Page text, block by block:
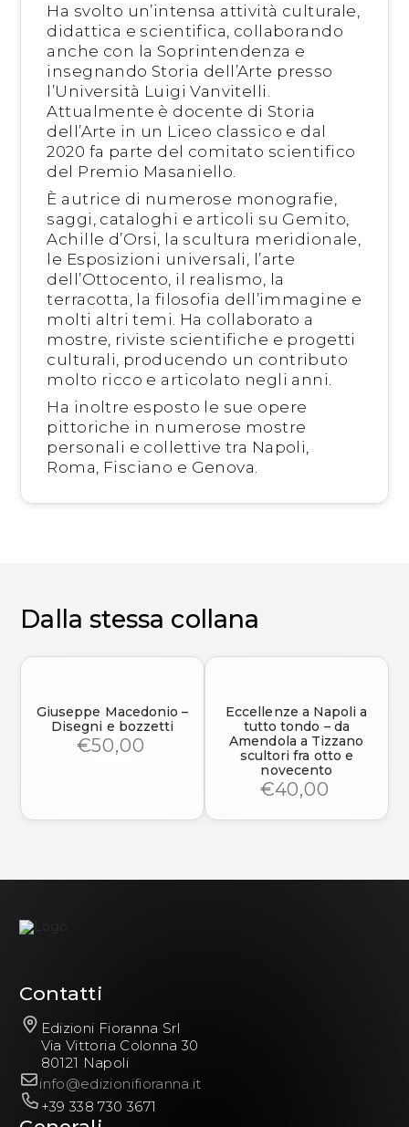
Ha svolto un’intensa attività culturale,
didattica e scientifica, collaborando
anche con la Soprintendenza e
insegnando Storia dell’Arte presso
l’Università Luigi Vanvitelli.
Attualmente è docente di Storia
dell’Arte in un Liceo classico e dal
2020 fa parte del comitato scientifico
del Premio Masaniello.
È autrice di numerose monografie,
saggi, cataloghi e articoli su Gemito,
Achille d’Orsi, la scultura meridionale,
le Esposizioni universali, l’arte
dell’Ottocento, il realismo, la
terracotta, la filosofia dell’immagine e
molti altri temi. Ha collaborato a
mostre, riviste scientifiche e progetti
culturali, producendo un contributo
molto ricco e articolato negli anni.
Ha inoltre esposto le sue opere
pittoriche in numerose mostre
personali e collettive tra Napoli,
Roma, Fisciano e Genova.
Dalla stessa collana
Giuseppe Macedonio –
Disegni e bozzetti
€50,00
Eccellenze a Napoli a
tutto tondo – da
Amendola a Tizzano
scultori fra otto e
novecento
€40,00
Contatti
Edizioni Fioranna Srl
Via Vittoria Colonna 30
80121 Napoli
info@edizionifioranna.it
+39 338 730 3671